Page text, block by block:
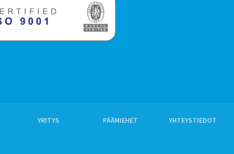
YRITYS PÄÄMIEHET YHTEYSTIEDOT